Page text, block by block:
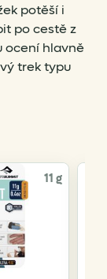
potěší i
po cestě z
ocení hlavně
trek typu
11 g